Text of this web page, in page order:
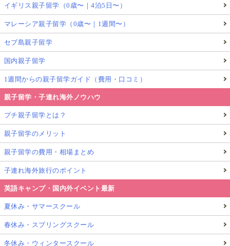
イギリス親子留学（0歳〜｜4泊5日〜）
マレーシア親子留学（0歳〜｜1週間〜）
セブ島親子留学
国内親子留学
1週間からの親子留学ガイド（費用・口コミ）
親子留学・子連れ海外ノウハウ
プチ親子留学とは？
親子留学のメリット
親子留学の費用・相場まとめ
子連れ海外旅行のポイント
英語キャンプ・国内外イベント最新
夏休み・サマースクール
春休み・スプリングスクール
冬休み・ウィンタースクール